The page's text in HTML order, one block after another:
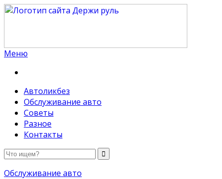
Меню
Автоликбез
Обслуживание авто
Советы
Разное
Контакты
Обслуживание авто